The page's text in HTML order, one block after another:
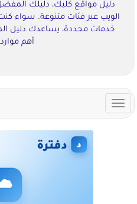
دليل مواقع كليك، دليلك
الويب عبر فئات متنوعة. سواء
خدمات محددة، يساعدك دليل
أهم
Toggle
navigation